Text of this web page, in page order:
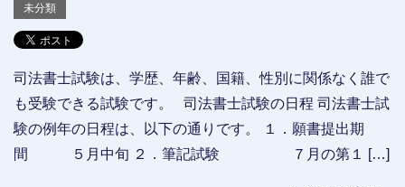
未分類
司法書士試験は、学歴、年齢、国籍、性別に関係なく誰で
も受験できる試験です。 司法書士試験の日程 司法書士試
験の例年の日程は、以下の通りです。 １．願書提出期
間 ５月中旬 ２．筆記試験 ７月の第１ […]